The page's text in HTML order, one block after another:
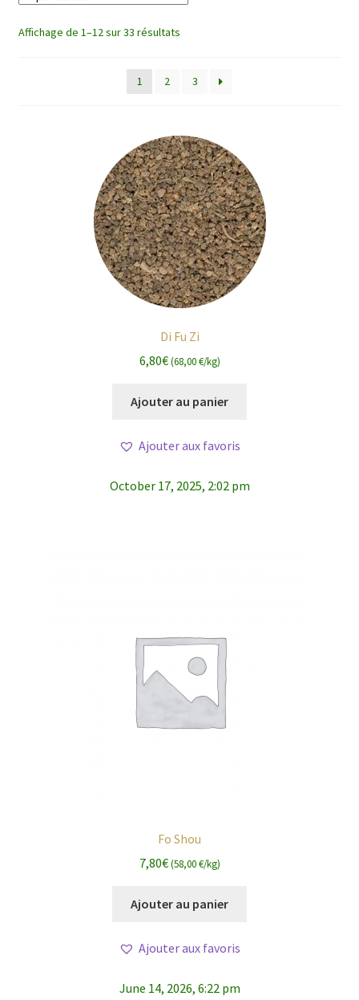
Affichage de 1–12 sur 33 résultats
1 2 3
Di Fu Zi
6,80€(68,00 €/kg)
Ajouter au panier
Ajouter aux favoris
October 17, 2025, 2:02 pm
Fo Shou
7,80€(58,00 €/kg)
Ajouter au panier
Ajouter aux favoris
June 14, 2026, 6:22 pm